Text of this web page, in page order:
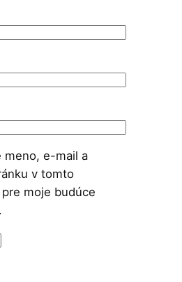
meno, e-mail a
v tomto
moje budúce